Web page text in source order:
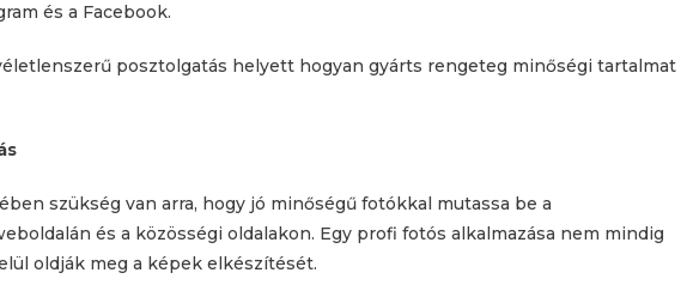
és a Facebook.
posztolgatás helyett hogyan gyárts rengeteg minőségi tartalmat
szükség van arra, hogy jó minőségű fotókkal mutassa be a
és a közösségi oldalakon. Egy profi fotós alkalmazása nem mindig
oldják meg a képek elkészítését.